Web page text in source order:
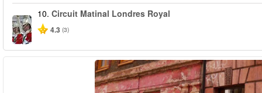
10. Circuit Matinal Londres Royal
4.3 (3)